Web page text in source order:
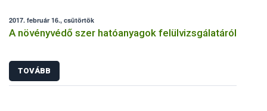
2017. február 16., csütörtök
A növényvédő szer hatóanyagok felülvizsgálatáról
TOVÁBB